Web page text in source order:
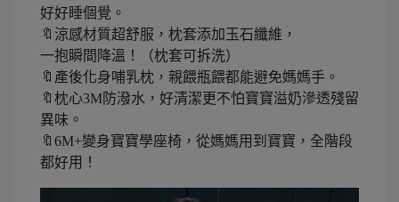
好好睡個覺。
🔖涼感材質超舒服，枕套添加玉石纖維，
一抱瞬間降溫！（枕套可拆洗）
🔖產後化身哺乳枕，親餵瓶餵都能避免媽媽手。
🔖枕心3M防潑水，好清潔更不怕寶寶溢奶滲透殘留
異味。
🔖6M+變身寶寶學座椅，從媽媽用到寶寶，全階段
都好用！